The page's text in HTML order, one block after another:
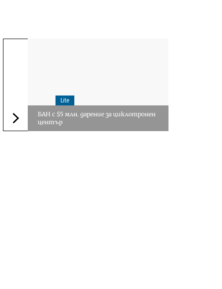
Следваща новина
Lite
БАН с $5 млн. дарение за циклотронен
център